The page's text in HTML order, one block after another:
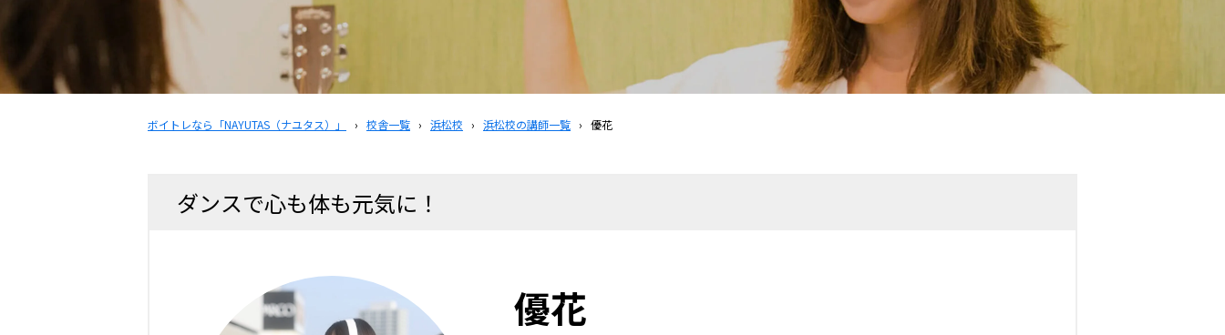
ボイトレなら「NAYUTAS（ナユタス）」 › 校舎一覧 › 浜松校 › 浜松校の講師一覧 › 優花
ダンスで心も体も元気に！
優花